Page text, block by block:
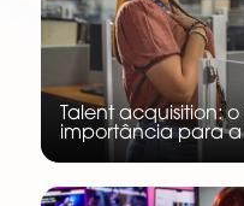
Talent acquisition:
importância para a